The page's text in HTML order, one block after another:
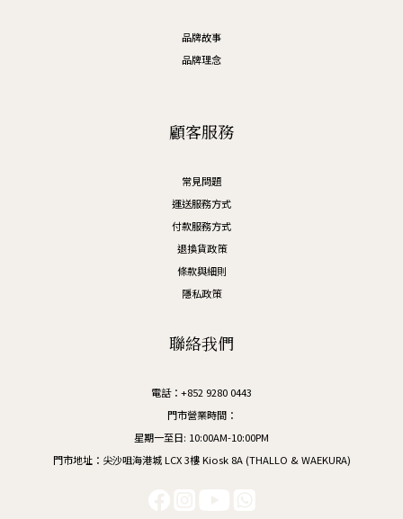
品牌故事
品牌理念
顧客服務
常見問題
運送服務方式
付款服務方式
退換貨政策
條款與細則
隱私政策
聯絡我們
電話：+852 9280 0443
門市營業時間：
星期一至日: 10:00AM-10:00PM
門市地址：尖沙咀海港城 LCX 3樓 Kiosk 8A (THALLO & WAEKURA)